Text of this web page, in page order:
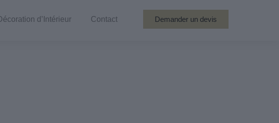
d’Intérieur Contact Demander un devis